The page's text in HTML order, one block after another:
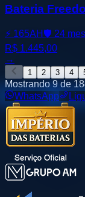
Bateria
⚡ 165AH 🛡️ 24
R$ 1.445,00
→
1 2 3 4
Mostrando9de
WhatsApp